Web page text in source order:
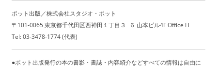
ポット出版／株式会社スタジオ・ポット
〒101-0065 東京都千代田区西神田１丁目３−６ 山本ビル4F Office H
Tel: 03-3478-1774 (代表)
●ポット出版発行の本の書影・書誌・内容紹介などすべての情報は自由に